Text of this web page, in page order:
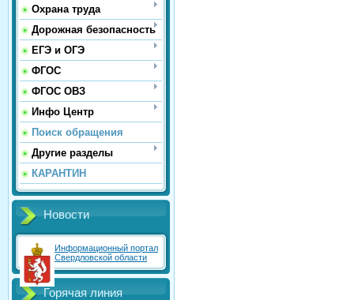
Охрана труда
Дорожная безопасность
ЕГЭ и ОГЭ
ФГОС
ФГОС ОВЗ
Инфо Центр
Поиск обращения
Другие разделы
КАРАНТИН
Новости
Информационный портал
Свердловской области
Горячая линия